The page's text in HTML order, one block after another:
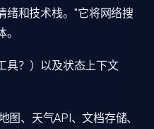
绪和技术栈。"它将网络搜
具？）以及状态上下文
、天气API、文档存储、